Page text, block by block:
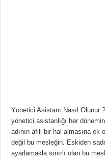
Yönetici Asistanı Nasıl Olunur
yönetici asistanlığı her
adının afili bir hal almasına ek
değil bu mesleğin. Eskiden
ayarlamakla sınırlı olan bu